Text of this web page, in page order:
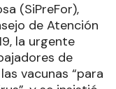
(SiPreFor),
de Atención
la urgente
de
vacunas “para